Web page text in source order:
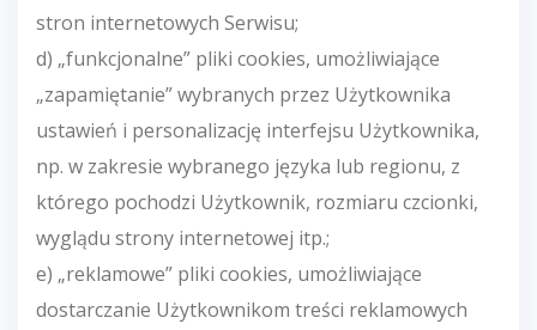
stron internetowych Serwisu;
d) „funkcjonalne” pliki cookies, umożliwiające
„zapamiętanie” wybranych przez Użytkownika
ustawień i personalizację interfejsu Użytkownika,
np. w zakresie wybranego języka lub regionu, z
którego pochodzi Użytkownik, rozmiaru czcionki,
wyglądu strony internetowej itp.;
e) „reklamowe” pliki cookies, umożliwiające
dostarczanie Użytkownikom treści reklamowych